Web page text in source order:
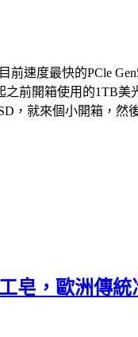
速度最快的PCle
前開箱使用的1TB
，就來個小開箱，
皂，歐洲傳